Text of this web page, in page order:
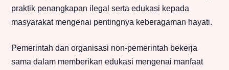
praktik penangkapan ilegal serta edukasi kepada
masyarakat mengenai pentingnya keberagaman hayati.
Pemerintah dan organisasi non-pemerintah bekerja
sama dalam memberikan edukasi mengenai manfaat